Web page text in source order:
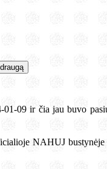
01-09 ir čia jau buvo
NAHUJ bustynėje